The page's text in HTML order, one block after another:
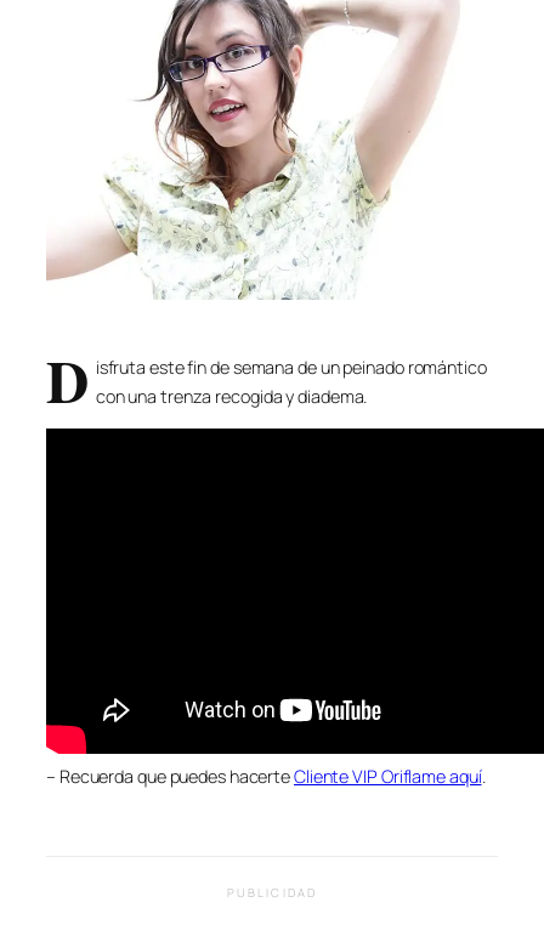
D isfruta este fin de semana de un peinado romántico
con una trenza recogida y diadema.
– Recuerda que puedes hacerteCliente VIP Oriflame aquí.
PUBLICIDAD